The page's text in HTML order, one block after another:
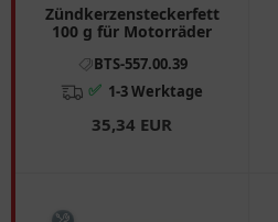
Zündkerzensteckerfett
100 g für Motorräder
BTS-557.00.39
✅ 1-3 Werktage
35,34 EUR